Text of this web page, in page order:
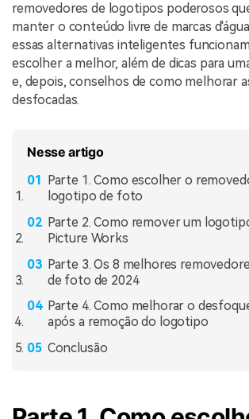
removedores de logotipos poderosos
manter o conteúdo livre de marcas
essas alternativas inteligentes
escolher a melhor, além de dicas para
e, depois, conselhos de como melhorar
desfocadas.
Nesse artigo
Parte 1. Como escolher o
logotipo de foto
Parte 2. Como remover um
Picture Works
Parte 3. Os 8 melhores
de foto de 2024
Parte 4. Como melhorar o
após a remoção do logotipo
Conclusão